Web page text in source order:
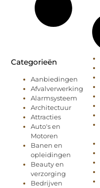
Categorieën
Aanbiedingen
Afvalverwerking
Alarmsysteem
Architectuur
Attracties
Auto's en
Motoren
Banen en
opleidingen
Beauty en
verzorging
Bedrijven